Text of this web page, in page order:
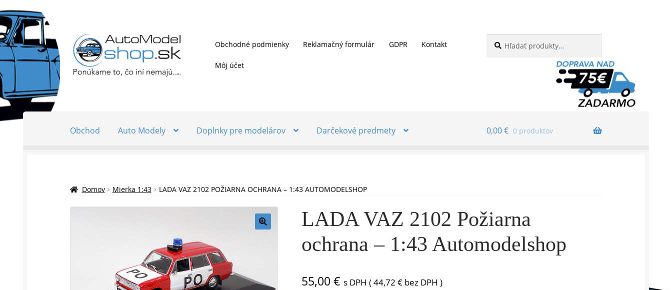
Preskočiť
na
navigáciu
Preskočiť
na
obsah
Obchodné podmienky Reklamačný formulár GDPR Kontakt
Môj účet
Obchod Auto Modely Doplnky pre modelárov Darčekové predmety 0,00€ 0 produktov
Domov Mierka 1:43 LADA VAZ 2102 POŽIARNA OCHRANA – 1:43 AUTOMODELSHOP
LADA VAZ 2102 Požiarna
ochrana – 1:43 Automodelshop
55,00 € s DPH (44,72 €bez DPH )